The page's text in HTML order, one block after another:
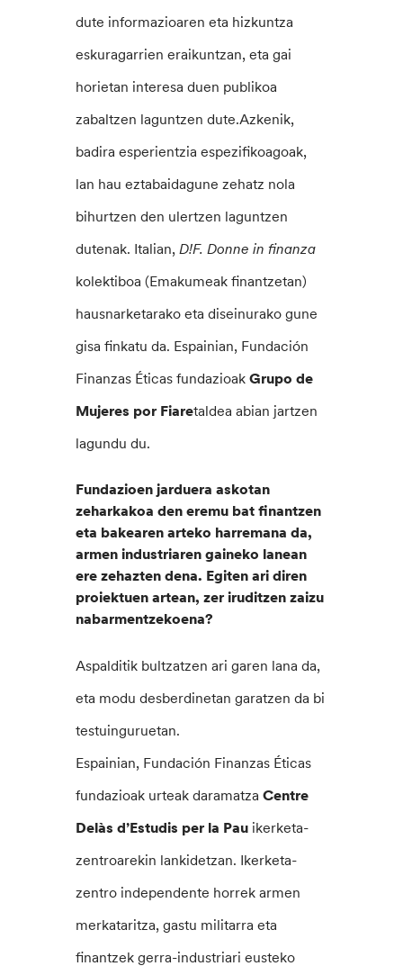
dute informazioaren eta hizkuntza
eskuragarrien eraikuntzan, eta gai
horietan interesa duen publikoa
zabaltzen laguntzen dute.Azkenik,
badira esperientzia espezifikoagoak,
lan hau eztabaidagune zehatz nola
bihurtzen den ulertzen laguntzen
dutenak. Italian,D!F. Donne in finanza
kolektiboa (Emakumeak finantzetan)
hausnarketarako eta diseinurako gune
gisa finkatu da. Espainian, Fundación
Finanzas Éticas fundazioakGrupo de
Mujeres por Fiaretaldea abian jartzen
lagundu du.
Fundazioen jarduera askotan
zeharkakoa den eremu bat finantzen
eta bakearen arteko harremana da,
armen industriaren gaineko lanean
ere zehazten dena. Egiten ari diren
proiektuen artean, zer iruditzen zaizu
nabarmentzekoena?
Aspalditik bultzatzen ari garen lana da,
eta modu desberdinetan garatzen da bi
testuinguruetan.
Espainian, Fundación Finanzas Éticas
fundazioak urteak daramatzaCentre
Delàs d’Estudis per la Pau ikerketa-
zentroarekin lankidetzan. Ikerketa-
zentro independente horrek armen
merkataritza, gastu militarra eta
finantzek gerra-industriari eusteko